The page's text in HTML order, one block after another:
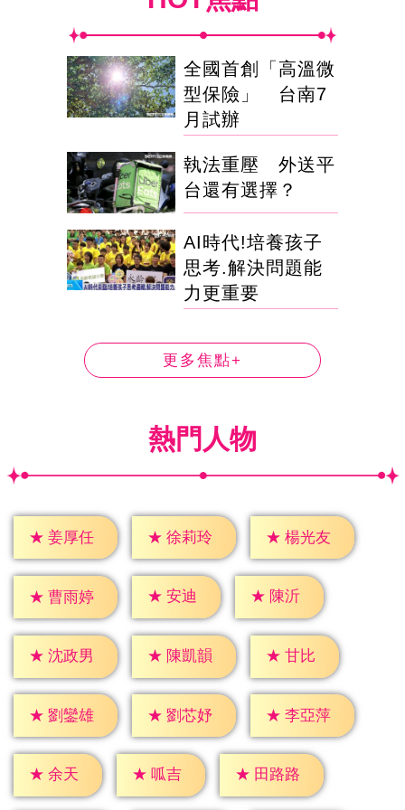
全國首創「高溫微
型保險」 台南7
月試辦
執法重壓 外送平
台還有選擇？
AI時代!培養孩子
思考.解決問題能
力更重要
更多焦點+
熱門人物
★ 姜厚任 ★ 徐莉玲 ★ 楊光友
★ 曹雨婷 ★ 安迪 ★ 陳沂
★ 沈政男 ★ 陳凱韻 ★ 甘比
★ 劉鑾雄 ★ 劉芯妤 ★ 李亞萍
★ 余天 ★ 呱吉 ★ 田路路